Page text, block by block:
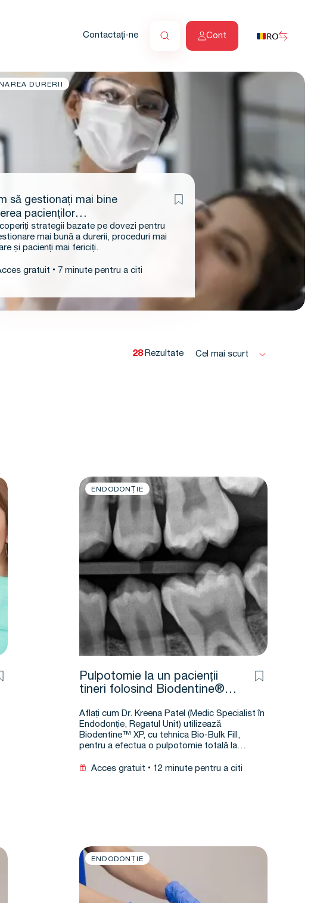
Contactaţi-ne Cont RO
DURERII
să gestionați mai bine
pacienților
strategii bazate pe dovezi pentru
mai bună a durerii, proceduri mai
și pacienți mai fericiți.
gratuit 7 minute pentru a citi
28 Rezultate Cel mai scurt
ENDODONȚIE
Pulpotomie la un pacienții
tineri folosind Biodentine®
Aflați cum Dr. Kreena Patel (Medic Specialist în
Endodonție, Regatul Unit) utilizează
Biodentine™ XP, cu tehnica Bio-Bulk Fill,
pentru a efectua o pulpotomie totală la…
Acces gratuit 12 minute pentru a citi
ENDODONȚIE